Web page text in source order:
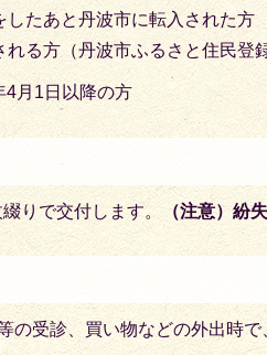
したあと丹波市に転入された方
れる方（丹波市ふるさと住民登
4月1日以降の方
りで交付します。 （注意）紛
の受診、買い物などの外出時